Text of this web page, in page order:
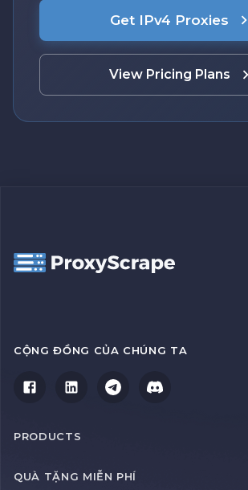
Get IPv4 Proxies
View Pricing Plans
CỘNG ĐỒNG CỦA CHÚNG TA
PRODUCTS
QUÀ TẶNG MIỄN PHÍ